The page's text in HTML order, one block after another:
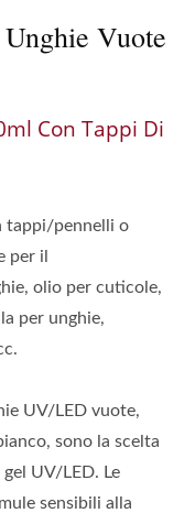
Vuote
Con Tappi Di
tappi/pennelli o
per il
olio per cuticole,
per unghie,
UV/LED vuote,
sono la scelta
UV/LED. Le
sensibili alla